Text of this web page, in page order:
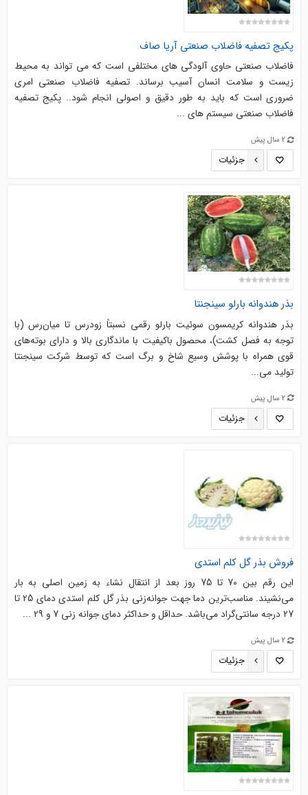
پکیج تصفیه فاضلاب صنعتی آریا صاف
فاضلاب صنعتی حاوی آلودگی های مختلفی است که می تواند به محیط
زیست و سلامت انسان آسیب برساند. تصفیه فاضلاب صنعتی امری
ضروری است که باید به طور دقیق و اصولی انجام شود.. پکیج تصفیه
فاضلاب صنعتی سیستم های ...
2 سال پیش
جزئیات
بذر هندوانه بارلو سینجنتا
بذر هندوانه کریمسون سوئیت بارلو رقمی نسبتاً زودرس تا میان‌رس (با
توجه به فصل کشت)، محصول باکیفیت با ماندگاری بالا و دارای بوته‌های
قوی همراه با پوشش وسیع شاخ و برگ است که توسط شرکت سینجنتا
تولید می‌...
2 سال پیش
جزئیات
فروش بذر گل کلم استدی
این رقم بین 70 تا 75 روز بعد از انتقال نشاء به زمین اصلی به بار
می‌نشیند. مناسب‌ترین دما جهت جوانه‌زنی بذر گل کلم استدی دمای 25 تا
27 درجه سانتی‌گراد می‌باشد. حداقل و حداکثر دمای جوانه زنی 7 و 29 ...
2 سال پیش
جزئیات